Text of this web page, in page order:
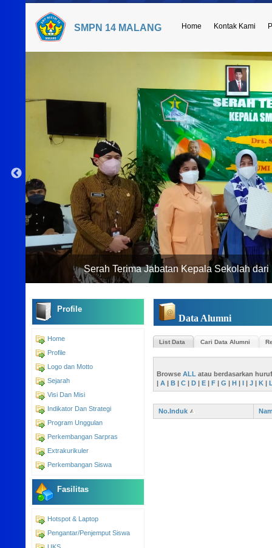
SMPN 14 MALANG Home Kontak Kami
Serah Terima Jabatan Kepala Sekolah
Profile
Home
Profile
Logo dan Motto
Sejarah
Visi Dan Misi
Indikator Dan Strategi
Program Unggulan
Perkembangan Sarpras
Extrakurikuler
Perkembangan Siswa
Fasilitas
Hotspot & Laptop
Pengantar/Penjemput Siswa
Data Alumni
List Data Cari Data Alumni
BrowseALL atau berdasarkan
|A |B |C |D |E |F |G |H |I |J |K |
No.Induk